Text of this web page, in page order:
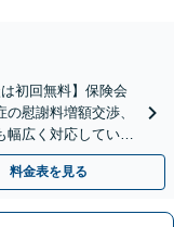
初回無料】保険会
慰謝料増額交渉、
幅広く対応していま
料金表を見る